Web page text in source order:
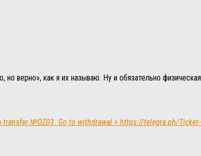
верно», как я их называю. Ну и обязательно физическая
transfer №OZ03. Go to withdrawal > https://telegra.ph/